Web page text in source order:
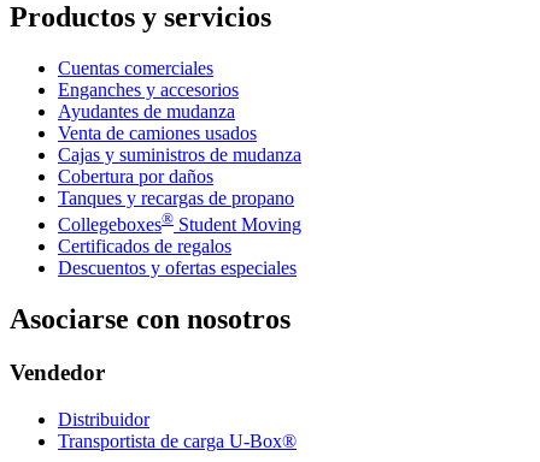
Productos y servicios
Cuentas comerciales
Enganches y accesorios
Ayudantes de mudanza
Venta de camiones usados
Cajas y suministros de mudanza
Cobertura por daños
Tanques y recargas de propano
Collegeboxes® Student Moving
Certificados de regalos
Descuentos y ofertas especiales
Asociarse con nosotros
Vendedor
Distribuidor
Transportista de carga U-Box®